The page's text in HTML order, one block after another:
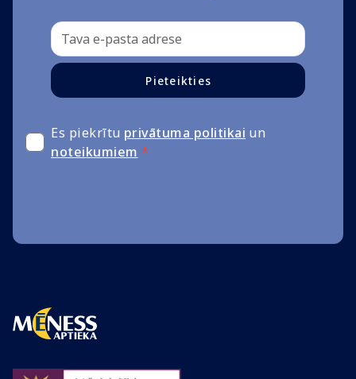
Pieteikties
Es piekrītu privātuma politikai un
noteikumiem *